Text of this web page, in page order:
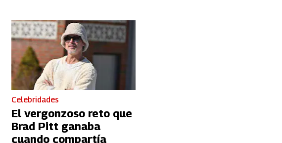
Celebridades
El vergonzoso reto que
Brad Pitt ganaba
cuando compartía